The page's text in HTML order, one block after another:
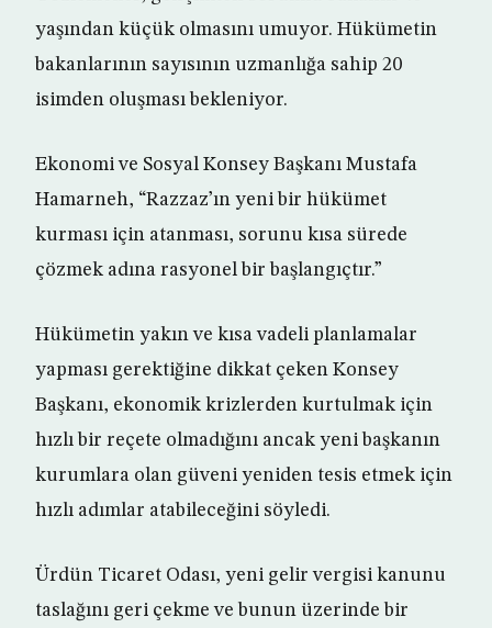
yaşından küçük olmasını umuyor. Hükümetin
bakanlarının sayısının uzmanlığa sahip 20
isimden oluşması bekleniyor.
Ekonomi ve Sosyal Konsey Başkanı Mustafa
Hamarneh, “Razzaz’ın yeni bir hükümet
kurması için atanması, sorunu kısa sürede
çözmek adına rasyonel bir başlangıçtır.”
Hükümetin yakın ve kısa vadeli planlamalar
yapması gerektiğine dikkat çeken Konsey
Başkanı, ekonomik krizlerden kurtulmak için
hızlı bir reçete olmadığını ancak yeni başkanın
kurumlara olan güveni yeniden tesis etmek için
hızlı adımlar atabileceğini söyledi.
Ürdün Ticaret Odası, yeni gelir vergisi kanunu
taslağını geri çekme ve bunun üzerinde bir